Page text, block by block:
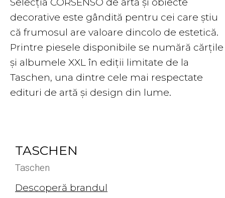
decorative este gândită pentru cei care știu
că frumosul are valoare dincolo de estetică.
Printre piesele disponibile se numără cărțile
și albumele XXL în ediții limitate de la
Taschen, una dintre cele mai respectate
edituri de artă și design din lume.
TASCHEN
Taschen
Descoperă brandul